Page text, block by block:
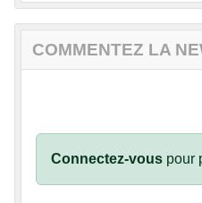
COMMENTEZ LA
Connectez-vous pour